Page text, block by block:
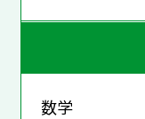
数学